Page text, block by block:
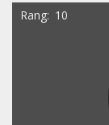
Rang 10